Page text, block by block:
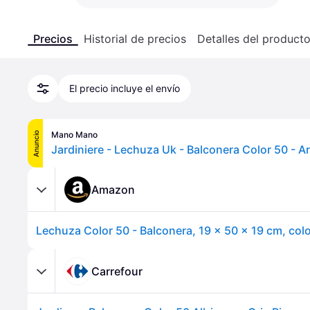
Precios Historial de precios Detalles del producto
El precio incluye el envío
Anuncio Mano Mano
Amazon
Lechuza Color 50 - Balconera, 19 x 50 x 19 cm,
Carrefour